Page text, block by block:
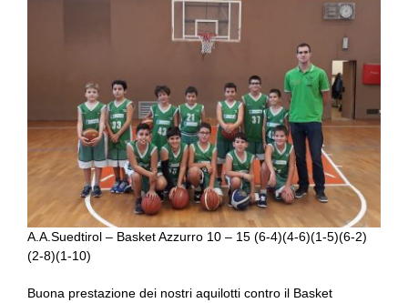
A.A.Suedtirol – Basket Azzurro 10 – 15 (6-4)(4-6)(1-5)(6-2)
(2-8)(1-10)
Buona prestazione dei nostri aquilotti contro il Basket